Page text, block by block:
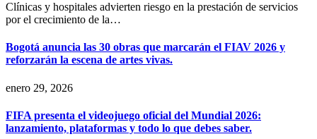
Clínicas y hospitales advierten riesgo en la prestación de servicios
por el crecimiento de la…
Bogotá anuncia las 30 obras que marcarán el FIAV 2026 y
reforzarán la escena de artes vivas.
enero 29, 2026
FIFA presenta el videojuego oficial del Mundial 2026:
lanzamiento, plataformas y todo lo que debes saber.